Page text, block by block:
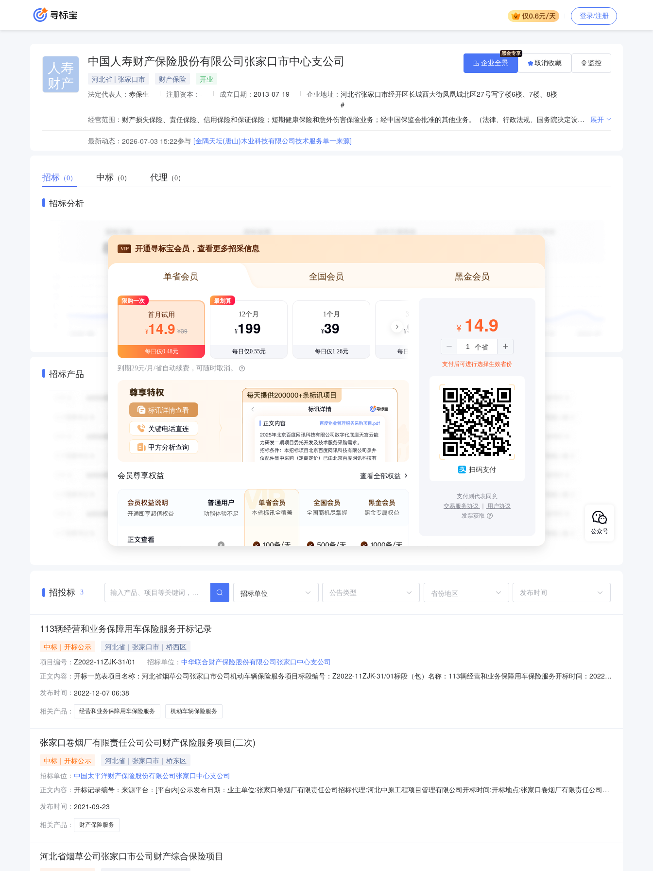
登录/注册
人寿
财产
中国人寿财产保险股份有限公司张家口市中心支公司
河北省 | 张家口市 财产保险
开业
法定代表人： 赤保生 注册资本： - 成立日期： 2013-07-19 企业地址： 河北省张家口市经开区长城西大街凤凰城北区27号写字楼6楼、7楼、8楼
#
经营范围：
财产损失保险、责任保险、信用保险和保证保险；短期健康保险和意外伤害保险业务；经中国保监会批准的其他业务。（法律、行政法规、国务院决定设定的许可经营项目，须取得许可并经登记机关登记后方可经营） 展开
最新动态： 2026-07-03 15:22参与 [金隅天坛(唐山)木业科技有限公司技术服务单一来源]
企业全景 取消收藏 监控
招标 （0） 中标 （0） 代理 （0）
招标分析
招标产品
VIP 开通寻标宝会员，查看更多招采信息
单省会员 全国会员 黑金会员
限购一次
首月试用
¥14.9 ¥39
每日仅0.48元
最划算
12个月
¥199
每日仅0.55元
1个月
¥39
每日仅1.26元
3个月
¥99
每日仅1.08元
到期29元/月/省自动续费，可随时取消。
标讯详情查看
关键电话直连
甲方分析查询
会员尊享权益 查看全部权益
¥ 14.9
支付后可进行选择生效省份
扫码支付
支付则代表同意
交易服务协议 ｜ 用户协议
发票获取
招投标 3 招标单位 省份地区
113辆经营和业务保障用车保险服务开标记录
中标｜开标公示
河北省｜张家口市｜桥西区
项目编号： Z2022-11ZJK-31/01 招标单位： 中华联合财产保险股份有限公司张家口中心支公司
正文内容： 开标一览表项目名称：河北省烟草公司张家口市公司机动车辆保险服务项目标段编号：Z2022-11ZJK-31/01标段（包）名称：113辆经营和业务保障用车保险服务开标时间：2022-
标人要求的服务质量2022年12月6日--2023年2月20日2中国平安财产保险股份有限公司张家口中心支公司652023年1月1日到2025年12月31日符
发布时间： 2022-12-07 06:38
相关产品：
经营和业务保障用车保险服务 机动车辆保险服务
张家口卷烟厂有限责任公司公司财产保险服务项目(二次)
中标｜开标公示
河北省｜张家口市｜桥东区
招标单位： 中国太平洋财产保险股份有限公司张家口中心支公司
正文内容： 开标记录编号：来源平台：[平台内]公示发布日期：业主单位:张家口卷烟厂有限责任公司招标代理:河北中原工程项目管理有限公司开标时间:开标地点:张家口卷烟厂有限责任公司公
1709:00开标地点:张家口市桥东区朝阳东大街6号全季酒店（建工学院店）6楼会议室序号投标单位名称统一社会信用代码工期投标报价投标文件递交时间项目负责人质量标准其他内
容1中国人民财
发布时间： 2021-09-23
相关产品：
财产保险服务
河北省烟草公司张家口市公司财产综合保险项目
公众号